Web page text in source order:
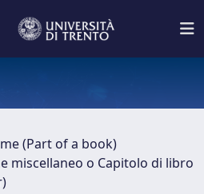
(Part of a book)
miscellaneo o Capitolo di libro